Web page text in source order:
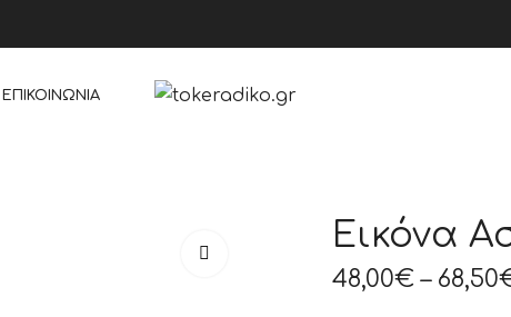
ΕΠΙΚΟΙΝΩΝΊΑ
Εικόνα
48,00€ – 68,50